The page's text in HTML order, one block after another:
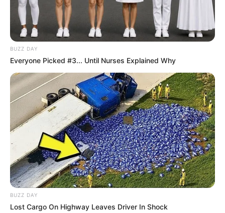
Participe do nosso grupo do
WhatsApp!
Fique informado em tempo real sobre as principais
notícias de Paraguaçu Paulista e região
Clique aqui para entrar no grupo
BUZZ DAY
Everyone Picked #3... Until Nurses Explained Why
BUZZ DAY
Lost Cargo On Highway Leaves Driver In Shock